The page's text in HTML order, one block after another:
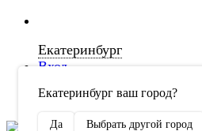
Екатеринбург
Екатеринбург ваш город?
Да Выбрать другой город
Вход
Регистрация